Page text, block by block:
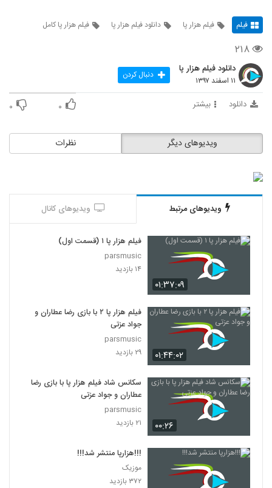
فیلم فیلم هزار پا دانلود فیلم هزار پا فیلم هزار پا کامل
۲۱۸
دانلود فیلم هزار پا
۱۱ اسفند ۱۳۹۷ دنبال کردن
دانلود بیشتر ۰ ۰
نظرات ویدیوهای دیگر
ویدیوهای مرتبط ویدیوهای کانال
۰۱:۳۷:۰۹
فیلم هزار پا ۱ (قسمت اول)
parsmusic
۱۴ بازدید
۰۱:۴۴:۰۲
فیلم هزار پا ۲ با بازی رضا عطاران و
جواد عزتی
parsmusic
۲۹ بازدید
۰۰:۲۶
سکانس شاد فیلم هزار پا با بازی رضا
عطاران و جواد عزتی
parsmusic
۲۱ بازدید
!!!هزارپا منتشر شد!!!
موزیک
۳۷۲ بازدید